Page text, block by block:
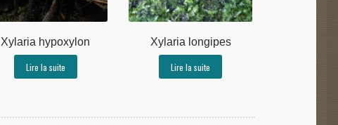
Xylaria hypoxylon
Lire la suite
Xylaria longipes
Lire la suite